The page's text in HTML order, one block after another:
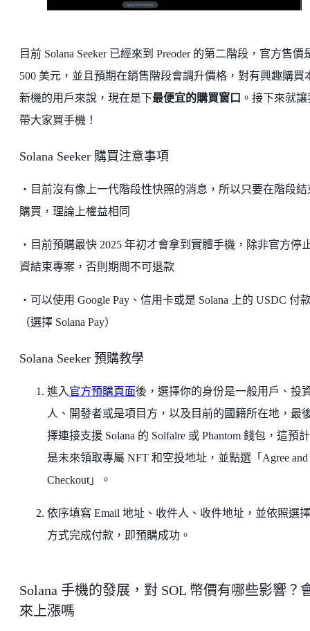
目前 Solana Seeker 已經來到 Preoder 的第二階段，官方售價
500 美元，並且預期在銷售階段會調升價格，對有興趣購買
新機的用戶來說，現在是下最便宜的購買窗口 。接下來就
帶大家買手機！
Solana Seeker 購買注意事項
・目前沒有像上一代階段性快照的消息，所以只要在階段結
購買，理論上權益相同
・目前預購最快 2025 年初才會拿到實體手機，除非官方停
資結束專案，否則期間不可退款
・可以使用 Google Pay、信用卡或是 Solana 上的 USDC 付
（選擇 Solana Pay）
Solana Seeker 預購教學
進入 官方預購頁面後，選擇你的身份是一般用戶、投
人、開發者或是項目方，以及目前的國籍所在地，最
擇連接支援 Solana 的 Solfalre 或 Phantom 錢包，這預
是未來領取專屬 NFT 和空投地址，並點選「Agree and
Checkout」。
依序填寫 Email 地址、收件人、收件地址，並依照選
方式完成付款，即預購成功。
Solana 手機的發展，對 SOL 幣價有哪些影響？
來上漲嗎